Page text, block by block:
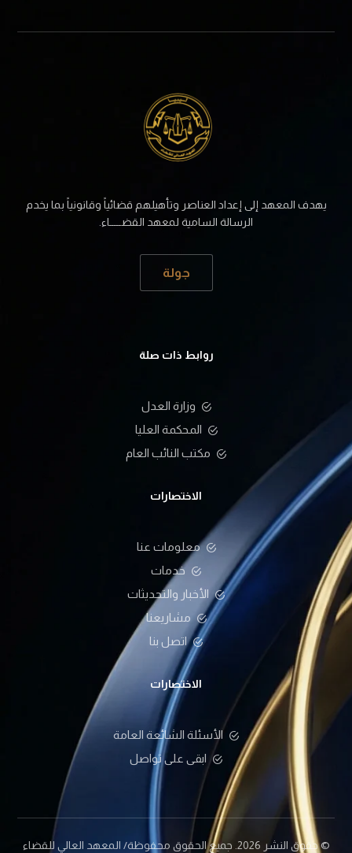
يهدف المعهد إلى إعداد العناصر وتأهيلهم قضائياً وقانونياً بما يخدم
الرسالة السامية لمعهد القضـــــاء.
جولة
روابط ذات صلة
وزارة العدل
المحكمة العليا
مكتب النائب العام
الاختصارات
معلومات عنا
خدمات
الأخبار والتحديثات
مشاريعنا
اتصل بنا
الاختصارات
الأسئلة الشائعة العامة
ابقى على تواصل
© حقوق النشر 2026. جميع الحقوق محفوظة/ المعهد العالي للقضاء